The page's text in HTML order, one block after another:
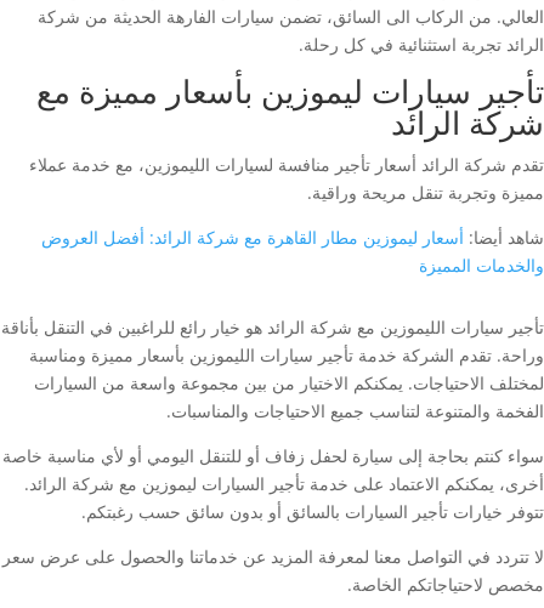
العالي. من الركاب الى السائق، تضمن سيارات الفارهة الحديثة من شركة
الرائد تجربة استثنائية في كل رحلة.
تأجير سيارات ليموزين بأسعار مميزة مع
شركة الرائد
تقدم شركة الرائد أسعار تأجير منافسة لسيارات الليموزين، مع خدمة عملاء
مميزة وتجربة تنقل مريحة وراقية.
شاهد أيضا: أسعار ليموزين مطار القاهرة مع شركة الرائد: أفضل العروض
والخدمات المميزة
تأجير سيارات الليموزين مع شركة الرائد هو خيار رائع للراغبين في التنقل بأناقة
وراحة. تقدم الشركة خدمة تأجير سيارات الليموزين بأسعار مميزة ومناسبة
لمختلف الاحتياجات. يمكنكم الاختيار من بين مجموعة واسعة من السيارات
الفخمة والمتنوعة لتناسب جميع الاحتياجات والمناسبات.
سواء كنتم بحاجة إلى سيارة لحفل زفاف أو للتنقل اليومي أو لأي مناسبة خاصة
أخرى، يمكنكم الاعتماد على خدمة تأجير السيارات ليموزين مع شركة الرائد.
تتوفر خيارات تأجير السيارات بالسائق أو بدون سائق حسب رغبتكم.
لا تتردد في التواصل معنا لمعرفة المزيد عن خدماتنا والحصول على عرض سعر
مخصص لاحتياجاتكم الخاصة.